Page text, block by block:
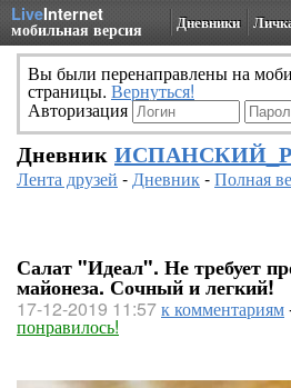
LiveInternet
мобильная версия Дневники
Вы были перенаправлены на
страницы. Вернуться!
Авторизация
Дневник
Лента друзей -Дневник-Полная
Салат "Идеал". Не требует
майонеза. Сочный и легкий!
17-12-2019 11:57к комментариям
понравилось!